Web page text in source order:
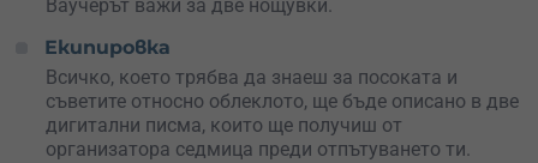
Ваучерът важи за две нощувки.
Екипировка
Всичко, което трябва да знаеш за посоката и
съветите относно облеклото, ще бъде описано в две
дигитални писма, които ще получиш от
организатора седмица преди отпътуването ти.